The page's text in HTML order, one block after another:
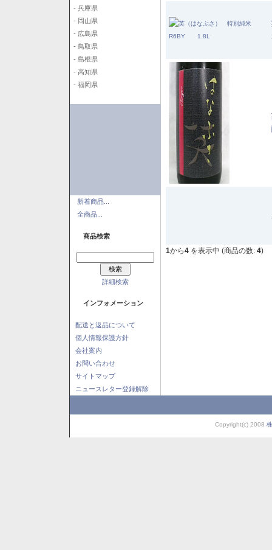
- 兵庫県
- 岡山県
- 広島県
- 鳥取県
- 島根県
- 高知県
- 福岡県
新着商品...
全商品...
商品検索
詳細検索
インフォメーション
配送と返品について
個人情報保護方針
会社案内
お問い合わせ
サイトマップ
ニュースレター登録解除
1から4 を表示中 (商品の数: 4)
Copyright(c) 2008